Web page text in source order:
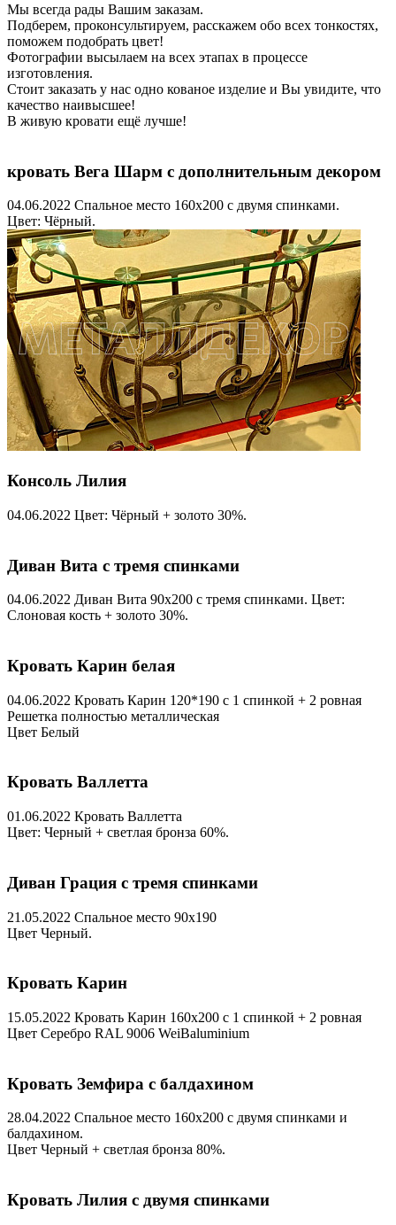
Мы всегда рады Вашим заказам.
Подберем, проконсультируем, расскажем обо всех тонкостях,
поможем подобрать цвет!
Фотографии высылаем на всех этапах в процессе
изготовления.
Стоит заказать у нас одно кованое изделие и Вы увидите, что
качество наивысшее!
В живую кровати ещё лучше!
кровать Вега Шарм с дополнительным декором
04.06.2022 Спальное место 160х200 с двумя спинками.
Цвет: Чёрный.
Консоль Лилия
04.06.2022 Цвет: Чёрный + золото 30%.
Диван Вита с тремя спинками
04.06.2022 Диван Вита 90х200 с тремя спинками. Цвет:
Слоновая кость + золото 30%.
Кровать Карин белая
04.06.2022 Кровать Карин 120*190 с 1 спинкой + 2 ровная
Решетка полностью металлическая
Цвет Белый
Кровать Валлетта
01.06.2022 Кровать Валлетта
Цвет: Черный + светлая бронза 60%.
Диван Грация с тремя спинками
21.05.2022 Спальное место 90х190
Цвет Черный.
Кровать Карин
15.05.2022 Кровать Карин 160х200 с 1 спинкой + 2 ровная
Цвет Серебро RAL 9006 WeiBaluminium
Кровать Земфира с балдахином
28.04.2022 Спальное место 160х200 с двумя спинками и
балдахином.
Цвет Черный + светлая бронза 80%.
Кровать Лилия с двумя спинками